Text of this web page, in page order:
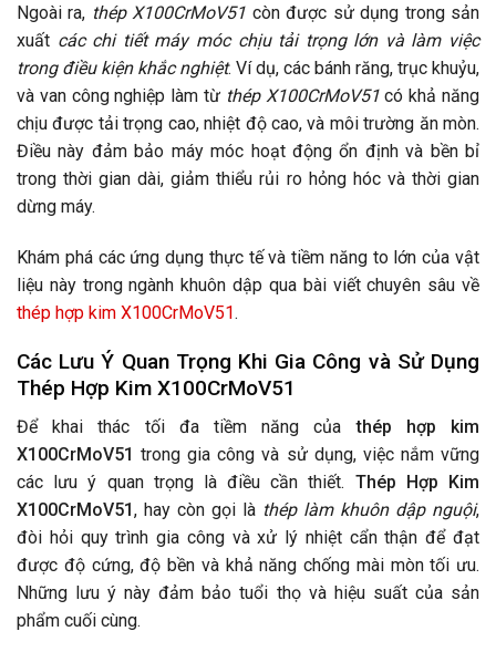
Ngoài ra, thép X100CrMoV51 còn được sử dụng trong sản
xuất các chi tiết máy móc chịu tải trọng lớn và làm việc
trong điều kiện khắc nghiệt. Ví dụ, các bánh răng, trục khuỷu,
và van công nghiệp làm từ thép X100CrMoV51có khả năng
chịu được tải trọng cao, nhiệt độ cao, và môi trường ăn mòn.
Điều này đảm bảo máy móc hoạt động ổn định và bền bỉ
trong thời gian dài, giảm thiểu rủi ro hỏng hóc và thời gian
dừng máy.
Khám phá các ứng dụng thực tế và tiềm năng to lớn của vật
liệu này trong ngành khuôn dập qua bài viết chuyên sâu về
thép hợp kim X100CrMoV51.
Các Lưu Ý Quan Trọng Khi Gia Công và Sử Dụng
Thép Hợp Kim X100CrMoV51
Để khai thác tối đa tiềm năng củathép hợp kim
X100CrMoV51 trong gia công và sử dụng, việc nắm vững
các lưu ý quan trọng là điều cần thiết. Thép Hợp Kim
X100CrMoV51, hay còn gọi là thép làm khuôn dập nguội,
đòi hỏi quy trình gia công và xử lý nhiệt cẩn thận để đạt
được độ cứng, độ bền và khả năng chống mài mòn tối ưu.
Những lưu ý này đảm bảo tuổi thọ và hiệu suất của sản
phẩm cuối cùng.